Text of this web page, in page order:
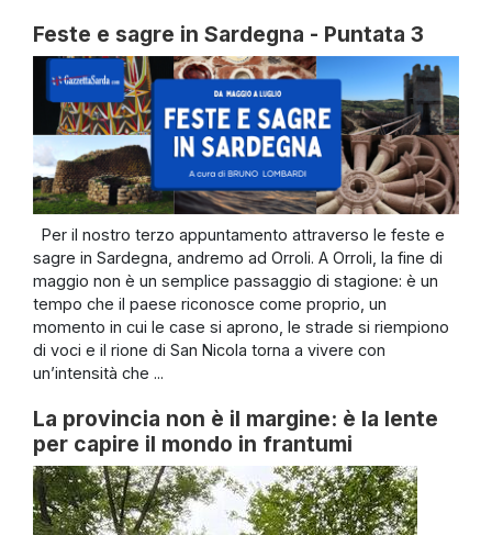
Feste e sagre in Sardegna - Puntata 3
Per il nostro terzo appuntamento attraverso le feste e
sagre in Sardegna, andremo ad Orroli. A Orroli, la fine di
maggio non è un semplice passaggio di stagione: è un
tempo che il paese riconosce come proprio, un
momento in cui le case si aprono, le strade si riempiono
di voci e il rione di San Nicola torna a vivere con
un’intensità che ...
La provincia non è il margine: è la lente
per capire il mondo in frantumi